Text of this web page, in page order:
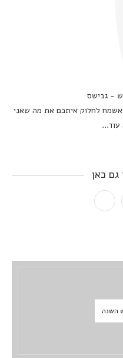
- גבישס
לחלוק איתכם את מה שאני
עוד...
כאן
השנה